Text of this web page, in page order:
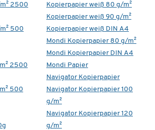
2500
500
2500
500
Kopierpapier weiß 80 g/m²
Kopierpapier weiß 90 g/m²
Kopierpapier weiß DIN A4
Mondi Kopierpapier 80 g/m²
Mondi Kopierpapier DIN A4
Mondi Papier
Navigator Kopierpapier
Navigator Kopierpapier 100
g/m²
Navigator Kopierpapier 120
g/m²